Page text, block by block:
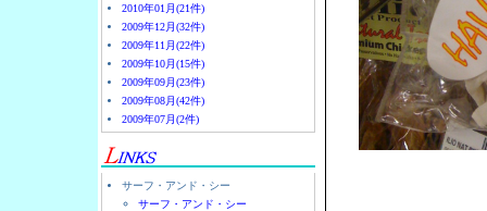
2010年01月(21件)
2009年12月(32件)
2009年11月(22件)
2009年10月(15件)
2009年09月(23件)
2009年08月(42件)
2009年07月(2件)
サーフ・アンド・シー
サーフ・アンド・シー